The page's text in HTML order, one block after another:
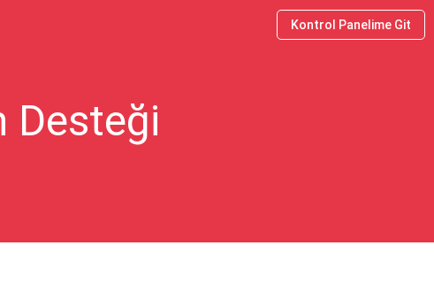
Kontrol Panelime Git
Desteği